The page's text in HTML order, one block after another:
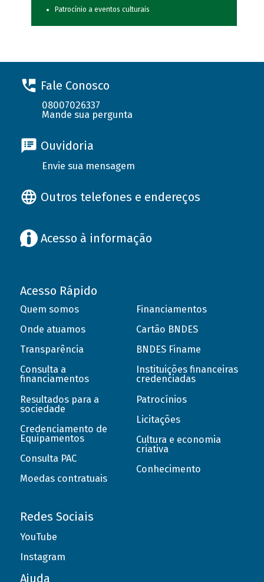
Patrocínio a eventos culturais
Fale Conosco
08007026337
Mande sua pergunta
Ouvidoria
Envie sua mensagem
Outros telefones e endereços
Acesso à informação
Acesso Rápido
Quem somos
Onde atuamos
Transparência
Consulta a
financiamentos
Resultados para a
sociedade
Credenciamento de
Equipamentos
Consulta PAC
Moedas contratuais
Financiamentos
Cartão BNDES
BNDES Finame
Instituições financeiras
credenciadas
Patrocínios
Licitações
Cultura e economia
criativa
Conhecimento
Redes Sociais
YouTube
Instagram
Ajuda